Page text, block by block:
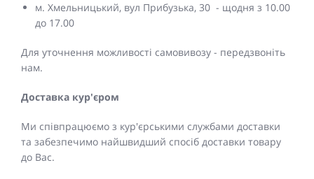
м. Хмельницький, вул Прибузька, 30 - щодня з 10.00
до 17.00
Для уточнення можливості самовивозу - передзвоніть
нам.
Доставка кур'єром
Ми співпрацюємо з кур'єрськими службами доставки
та забезпечимо найшвидший спосіб доставки товару
до Вас.